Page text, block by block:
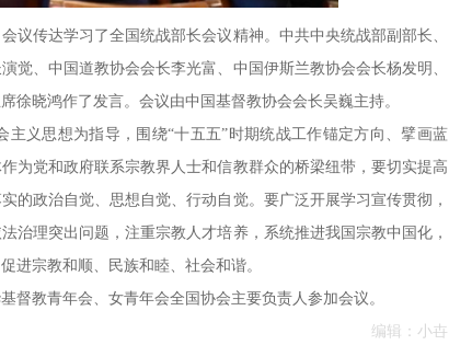
议传达学习了全国统战部长会议精神。中共中央统战部副部长、
觉、中国道教协会会长李光富、中国伊斯兰教协会会长杨发明、
徐晓鸿作了发言。会议由中国基督教协会会长吴巍主持。
义思想为指导，围绕“十五五”时期统战工作锚定方向、擘画蓝
为党和政府联系宗教界人士和信教群众的桥梁纽带，要切实提高
的政治自觉、思想自觉、行动自觉。要广泛开展学习宣传贯彻，
治理突出问题，注重宗教人才培养，系统推进我国宗教中国化，
进宗教和顺、民族和睦、社会和谐。
督教青年会、女青年会全国协会主要负责人参加会议。
编辑：小卋